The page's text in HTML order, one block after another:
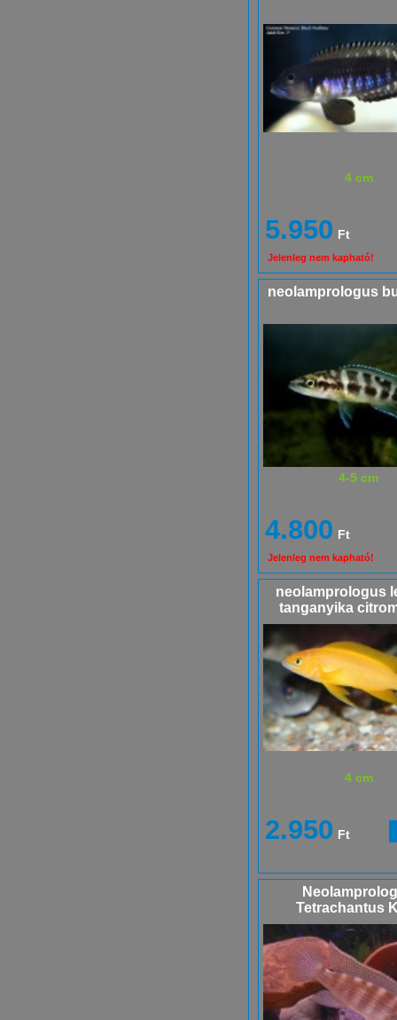
4 cm
5.950 Ft
Jelenleg nem kapható!
neolamprologus
4-5 cm
4.800 Ft
Jelenleg nem kapható!
neolamprologus
tanganyika
4 cm
2.950 Ft
Tetrachantus